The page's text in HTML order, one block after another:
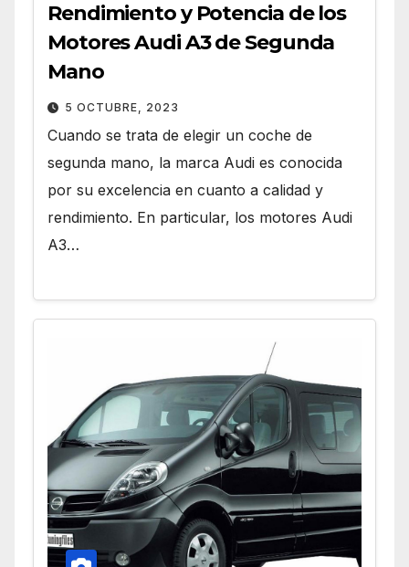
Rendimiento y Potencia de los
Motores Audi A3 de Segunda
Mano
5 OCTUBRE, 2023
Cuando se trata de elegir un coche de
segunda mano, la marca Audi es conocida
por su excelencia en cuanto a calidad y
rendimiento. En particular, los motores Audi
A3…